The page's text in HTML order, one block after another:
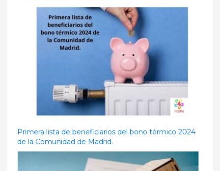
Primera lista de beneficiarios del bono térmico 2024
de la Comunidad de Madrid.